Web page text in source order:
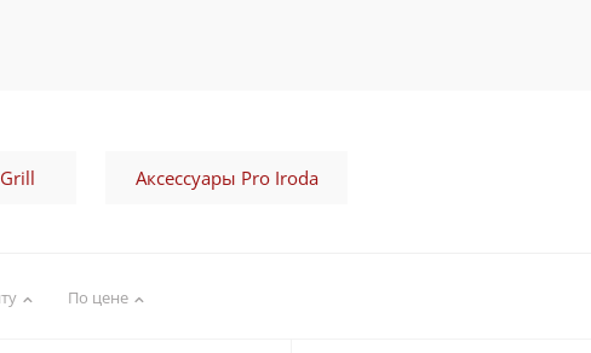
Аксессуары Pro Iroda
По цене